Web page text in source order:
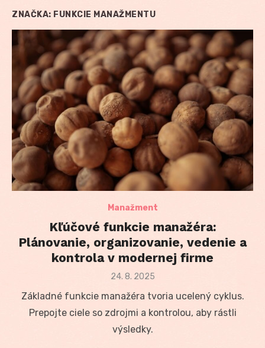
ZNAČKA: FUNKCIE MANAŽMENTU
Manažment
Kľúčové funkcie manažéra:
Plánovanie, organizovanie, vedenie a
kontrola v modernej firme
Posted
24. 8. 2025
Základné funkcie manažéra tvoria ucelený cyklus.
Prepojte ciele so zdrojmi a kontrolou, aby rástli
výsledky.